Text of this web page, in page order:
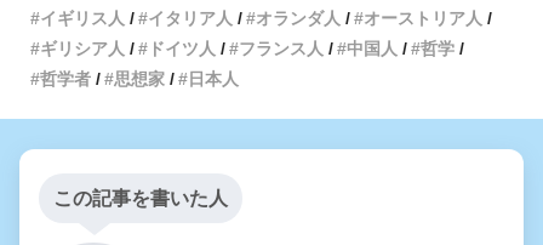
イギリス人
イタリア人 オランダ人
オーストリア人
ギリシア人
ドイツ人 フランス人 中国人
哲学
哲学者
思想家 日本人
この記事を書いた人